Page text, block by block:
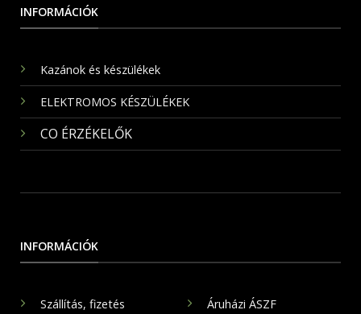
INFORMÁCIÓK
Kazánok és készülékek
ELEKTROMOS KÉSZÜLÉKEK
CO ÉRZÉKELŐK
INFORMÁCIÓK
Szállítás, fizetés Áruházi ÁSZF